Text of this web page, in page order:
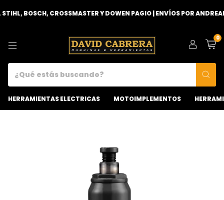
BOSCH, CROSSMASTER Y DOWEN PAGIO | ENVÍOS POR ANDREANI
0
HERRAMIENTAS ELECTRICAS MOTOIMPLEMENTOS